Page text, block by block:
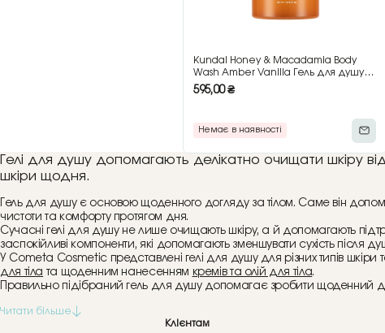
Гелі для душу допомагають делікатно очищати шкіру
шкіри щодня.
Гель для душу є основою щоденного догляду за тілом. Саме він
чистоти та комфорту протягом дня.
Сучасні гелі для душу не лише очищають шкіру, а й допомагають
заспокійливі компоненти, які допомагають зменшувати сухість після
У Cometa Cosmetic представлені гелі для душу для різних типів
для тіла та щоденним нанесенням кремів та олій для тіла.
Правильно підібраний гель для душу допомагає зробити щоденний
Kundal Honey & Macadamia Body
Wash Amber Vanilla Гель для душу з
ароматом ванілі, 500 мл
595,00₴
Немає в наявності
Клієнтам